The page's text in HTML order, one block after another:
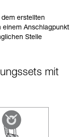
ein spezielles
mit
sind, den
bevor
gibt es
nicht
erstellten
einem Anschlagpunkt
Stelle
mit